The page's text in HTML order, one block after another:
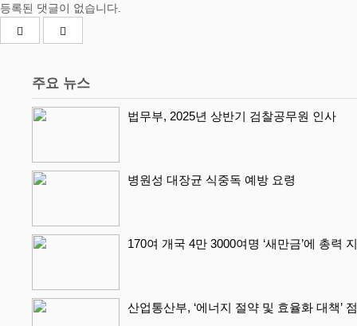
등록된 댓글이 없습니다.
주요 뉴스
법무부, 2025년 상반기 검찰공무원 인사
병원성 대장균 식중독 예방 요령
170여 개국 4만 3000여명 ‘새만금’에 총력
산업통산부, ‘에너지 절약 및 효율화 대책’